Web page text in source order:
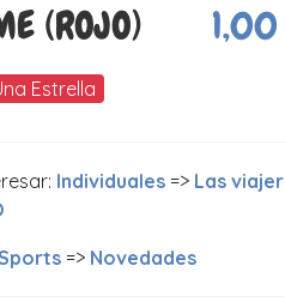
(ROJO)
Estrella
Individuales => Las
=> Novedades